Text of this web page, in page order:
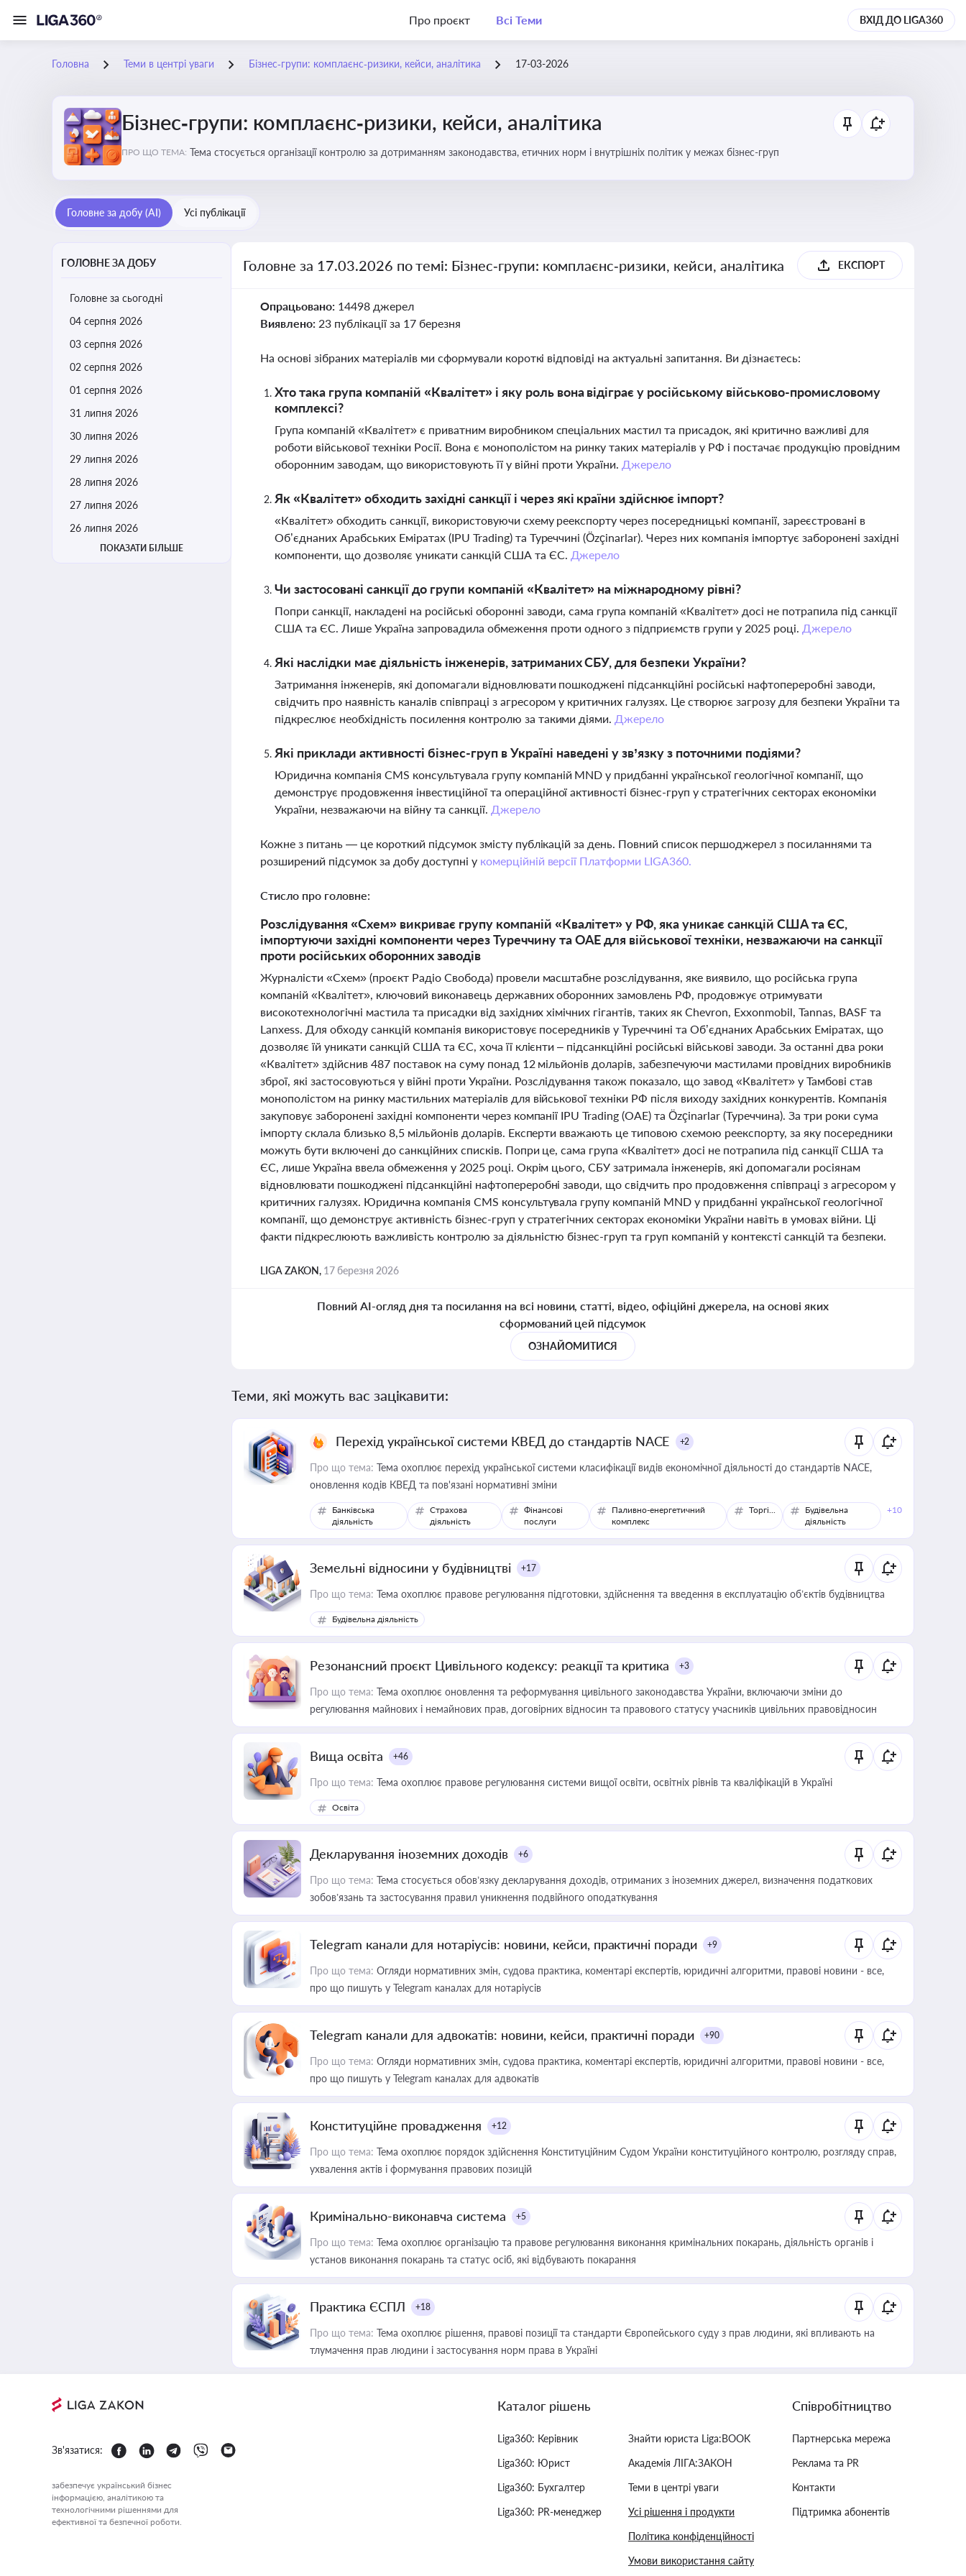
Про проєкт Всі Теми ВХІД ДО LIGA360
Головна Теми в центрі уваги Бізнес‑групи: комплаєнс‑ризики, кейси, аналітика 17-03-2026
Бізнес‑групи: комплаєнс‑ризики, кейси, аналітика
ПРО ЩО ТЕМА: Тема стосується організації контролю за дотриманням законодавства, етичних норм і внутрішніх політик у межах бізнес-груп
Головне за добу (AI) Усі публікації
ГОЛОВНЕ ЗА ДОБУ
Головне за сьогодні
04 серпня 2026
03 серпня 2026
02 серпня 2026
01 серпня 2026
31 липня 2026
30 липня 2026
29 липня 2026
28 липня 2026
27 липня 2026
26 липня 2026
ПОКАЗАТИ БІЛЬШЕ
Головне за 17.03.2026 по темі: Бізнес‑групи: комплаєнс‑ризики, кейси, аналітика ЕКСПОРТ
Опрацьовано: 14498 джерел
Виявлено: 23 публікації за 17 березня
На основі зібраних матеріалів ми сформували короткі відповіді на актуальні запитання. Ви дізнаєтесь:
Хто така група компаній «Квалітет» і яку роль вона відіграє у російському військово-промисловому
комплексі?
Група компаній «Квалітет» є приватним виробником спеціальних мастил та присадок, які критично важливі для
роботи військової техніки Росії. Вона є монополістом на ринку таких матеріалів у РФ і постачає продукцію провідним
оборонним заводам, що використовують її у війні проти України. Джерело
Як «Квалітет» обходить західні санкції і через які країни здійснює імпорт?
«Квалітет» обходить санкції, використовуючи схему реекспорту через посередницькі компанії, зареєстровані в
Об’єднаних Арабських Еміратах (IPU Trading) та Туреччині (Özçinarlar). Через них компанія імпортує заборонені західні
компоненти, що дозволяє уникати санкцій США та ЄС. Джерело
Чи застосовані санкції до групи компаній «Квалітет» на міжнародному рівні?
Попри санкції, накладені на російські оборонні заводи, сама група компаній «Квалітет» досі не потрапила під санкції
США та ЄС. Лише Україна запровадила обмеження проти одного з підприємств групи у 2025 році. Джерело
Які наслідки має діяльність інженерів, затриманих СБУ, для безпеки України?
Затримання інженерів, які допомагали відновлювати пошкоджені підсанкційні російські нафтопереробні заводи,
свідчить про наявність каналів співпраці з агресором у критичних галузях. Це створює загрозу для безпеки України та
підкреслює необхідність посилення контролю за такими діями. Джерело
Які приклади активності бізнес-груп в Україні наведені у зв’язку з поточними подіями?
Юридична компанія CMS консультувала групу компаній MND у придбанні української геологічної компанії, що
демонструє продовження інвестиційної та операційної активності бізнес-груп у стратегічних секторах економіки
України, незважаючи на війну та санкції. Джерело
Кожне з питань — це короткий підсумок змісту публікацій за день. Повний список першоджерел з посиланнями та
розширений підсумок за добу доступні у комерційній версії Платформи LIGA360.
Стисло про головне:
Розслідування «Схем» викриває групу компаній «Квалітет» у РФ, яка уникає санкцій США та ЄС,
імпортуючи західні компоненти через Туреччину та ОАЕ для військової техніки, незважаючи на санкції
проти російських оборонних заводів
Журналісти «Схем» (проєкт Радіо Свобода) провели масштабне розслідування, яке виявило, що російська група
компаній «Квалітет», ключовий виконавець державних оборонних замовлень РФ, продовжує отримувати
високотехнологічні мастила та присадки від західних хімічних гігантів, таких як Chevron, Exxonmobil, Tannas, BASF та
Lanxess. Для обходу санкцій компанія використовує посередників у Туреччині та Об’єднаних Арабських Еміратах, що
дозволяє їй уникати санкцій США та ЄС, хоча її клієнти – підсанкційні російські військові заводи. За останні два роки
«Квалітет» здійснив 487 поставок на суму понад 12 мільйонів доларів, забезпечуючи мастилами провідних виробників
зброї, які застосовуються у війні проти України. Розслідування також показало, що завод «Квалітет» у Тамбові став
монополістом на ринку мастильних матеріалів для військової техніки РФ після виходу західних конкурентів. Компанія
закуповує заборонені західні компоненти через компанії IPU Trading (ОАЕ) та Özçinarlar (Туреччина). За три роки сума
імпорту склала близько 8,5 мільйонів доларів. Експерти вважають це типовою схемою реекспорту, за яку посередники
можуть бути включені до санкційних списків. Попри це, сама група «Квалітет» досі не потрапила під санкції США та
ЄС, лише Україна ввела обмеження у 2025 році. Окрім цього, СБУ затримала інженерів, які допомагали росіянам
відновлювати пошкоджені підсанкційні нафтопереробні заводи, що свідчить про продовження співпраці з агресором у
критичних галузях. Юридична компанія CMS консультувала групу компаній MND у придбанні української геологічної
компанії, що демонструє активність бізнес-груп у стратегічних секторах економіки України навіть в умовах війни. Ці
факти підкреслюють важливість контролю за діяльністю бізнес-груп та груп компаній у контексті санкцій та безпеки.
LIGA ZAKON, 17 березня 2026
Повний AI-огляд дня та посилання на всі новини, статті, відео, офіційні джерела, на основі яких
сформований цей підсумок
ОЗНАЙОМИТИСЯ
Теми, які можуть вас зацікавити:
Перехід української системи КВЕД до стандартів NACE +2
Про що тема: Тема охоплює перехід української системи класифікації видів економічної діяльності до стандартів NACE,
оновлення кодів КВЕД та пов'язані нормативні зміни
Банківська
діяльність
Страхова
діяльність
Фінансові
послуги
Паливно-енергетичний
комплекс
Торгівля
Будівельна
діяльність
+10
Земельні відносини у будівництві +17
Про що тема: Тема охоплює правове регулювання підготовки, здійснення та введення в експлуатацію об’єктів будівництва
Будівельна діяльність
Резонансний проєкт Цивільного кодексу: реакції та критика +3
Про що тема: Тема охоплює оновлення та реформування цивільного законодавства України, включаючи зміни до
регулювання майнових і немайнових прав, договірних відносин та правового статусу учасників цивільних правовідносин
Вища освіта +46
Про що тема: Тема охоплює правове регулювання системи вищої освіти, освітніх рівнів та кваліфікацій в Україні
Освіта
Декларування іноземних доходів +6
Про що тема: Тема стосується обов’язку декларування доходів, отриманих з іноземних джерел, визначення податкових
зобов’язань та застосування правил уникнення подвійного оподаткування
Telegram канали для нотаріусів: новини, кейси, практичні поради +9
Про що тема: Огляди нормативних змін, судова практика, коментарі експертів, юридичні алгоритми, правові новини - все,
про що пишуть у Telegram каналах для нотаріусів
Telegram канали для адвокатів: новини, кейси, практичні поради +90
Про що тема: Огляди нормативних змін, судова практика, коментарі експертів, юридичні алгоритми, правові новини - все,
про що пишуть у Telegram каналах для адвокатів
Конституційне провадження +12
Про що тема: Тема охоплює порядок здійснення Конституційним Судом України конституційного контролю, розгляду справ,
ухвалення актів і формування правових позицій
Кримінально-виконавча система +5
Про що тема: Тема охоплює організацію та правове регулювання виконання кримінальних покарань, діяльність органів і
установ виконання покарань та статус осіб, які відбувають покарання
Практика ЄСПЛ +18
Про що тема: Тема охоплює рішення, правові позиції та стандарти Європейського суду з прав людини, які впливають на
тлумачення прав людини і застосування норм права в Україні
Зв'язатися:
забезпечує український бізнес
інформацією, аналітикою та
технологічними рішеннями для
ефективної та безпечної роботи.
Каталог рішень
Liga360: Керівник
Liga360: Юрист
Liga360: Бухгалтер
Liga360: PR-менеджер
Знайти юриста Liga:BOOK
Академія ЛІГА:ЗАКОН
Теми в центрі уваги
Усі рішення і продукти
Політика конфіденційності
Умови використання сайту
Співробітництво
Партнерська мережа
Реклама та PR
Контакти
Підтримка абонентів